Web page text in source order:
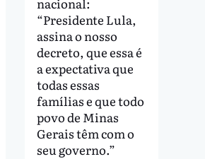
“Presidente Lula,
assina o nosso
decreto, que essa é
a expectativa que
todas essas
famílias e que todo
povo de Minas
Gerais têm com o
seu governo.”